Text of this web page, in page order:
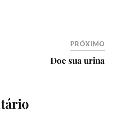
PRÓXIMO
Doe sua urina